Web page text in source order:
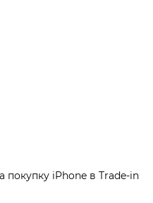
покупку iPhone в Trade-in